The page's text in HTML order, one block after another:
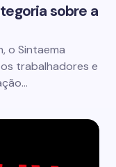
sobre a
o Sintaema
trabalhadores e